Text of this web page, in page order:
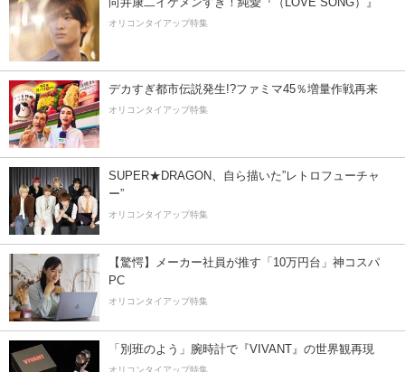
オリコンタイアップ特集
デカすぎ都市伝説発生!?ファミマ45％増量作戦再来
オリコンタイアップ特集
SUPER★DRAGON、自ら描いた”レトロフューチャ
ー”
オリコンタイアップ特集
【驚愕】メーカー社員が推す「10万円台」神コスパ
PC
オリコンタイアップ特集
「別班のよう」腕時計で『VIVANT』の世界観再現
オリコンタイアップ特集